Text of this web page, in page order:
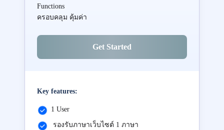
Functions
ครอบคลุม คุ้มค่า
Get Started
Key features:
1 User
รองรับภาษาเว็บไซต์ 1 ภาษา